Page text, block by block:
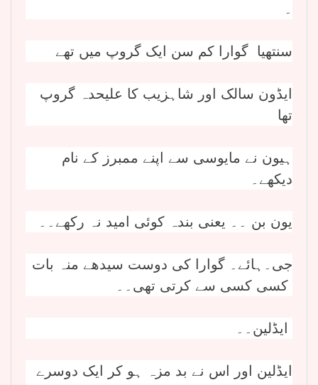
۔
سنتھیا گوارا کم سن ایک گروپ میں تھے
ایڈون سالک اور شاہزیب کا علیحدہ گروپ
تھا
ہیون نے مایوسی سے اپنے ممبرز کے نام
دیکھے۔
یون بن ۔۔ یعنی بندہ کوئی امید نہ رکھے۔۔
جی۔ہائے۔ گوارا کی دوست سیدھے منہ بات
ایڈلین اور اس نے بد مزہ ہو کر ایک دوسرے